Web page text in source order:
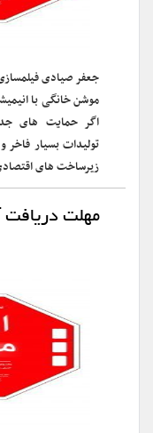
جعفر صیادی
موشن خانگی با
اگر حمایت های
تولیدات بسیار
زیرساخت های
مهلت دریافت